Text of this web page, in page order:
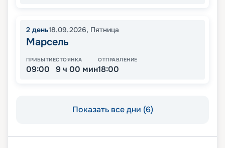
2 день18.09.2026, Пятница
Марсель
ПРИБЫТИЕ
09:00
СТОЯНКА
9 ч 00 мин
ОТПРАВЛЕНИЕ
18:00
Показать все дни (6)